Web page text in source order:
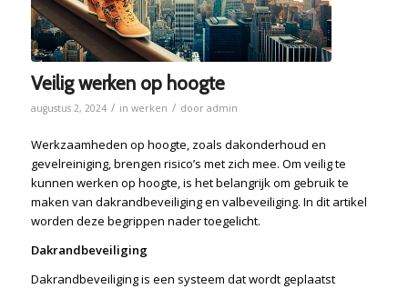
Veilig werken op hoogte
augustus 2, 2024 / in werken / door admin
Werkzaamheden op hoogte, zoals dakonderhoud en
gevelreiniging, brengen risico’s met zich mee. Om veilig te
kunnen werken op hoogte, is het belangrijk om gebruik te
maken van dakrandbeveiliging en valbeveiliging. In dit artikel
worden deze begrippen nader toegelicht.
Dakrandbeveiliging
Dakrandbeveiliging is een systeem dat wordt geplaatst